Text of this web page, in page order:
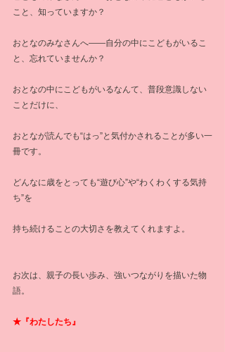
こと、知っていますか？
おとなのみなさんへ――自分の中にこどもがいるこ
と、忘れていませんか？
おとなの中にこどもがいるなんて、普段意識しない
ことだけに、
おとなが読んでも“はっ”と気付かされることが多い一
冊です。
どんなに歳をとっても“遊び心”や“わくわくする気持
ち”を
持ち続けることの大切さを教えてくれますよ。
お次は、親子の長い歩み、強いつながりを描いた物
語。
★『わたしたち』